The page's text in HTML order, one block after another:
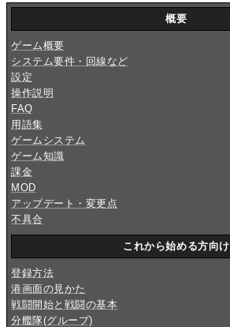
概要
ゲーム概要
システム要件・回線など
設定
操作説明
FAQ
用語集
ゲームシステム
ゲーム知識
課金
MOD
アップデート・変更点
不具合
これから始める方向け
登録方法
港画面の見かた
戦闘開始と戦闘の基本
分艦隊(グループ)